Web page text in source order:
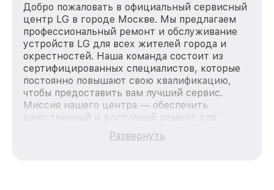
Добро пожаловать в официальный сервисный
центр LG в городе Москве. Мы предлагаем
профессиональный ремонт и обслуживание
устройств LG для всех жителей города и
окрестностей. Наша команда состоит из
сертифицированных специалистов, которые
постоянно повышают свою квалификацию,
чтобы предоставить вам лучший сервис.
Миссия нашего центра — обеспечить
качественный и доступный ремонт для
каждого пользователя продукции LG, вне
зависимости от сложности поломки. Мы
Развернуть